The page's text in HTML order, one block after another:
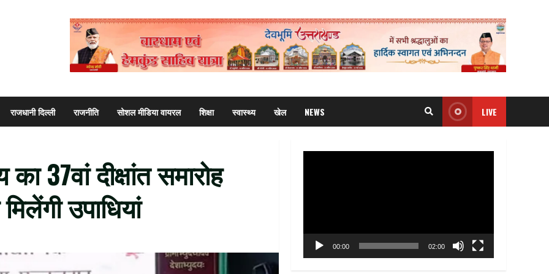
राजधानी दिल्ली राजनीति सोशल मीडिया वायरल शिक्षा स्वास्थ्य खेल NEWS LIVE
37वां दीक्षांत समारोह
उपाधियां
00:00 02:00